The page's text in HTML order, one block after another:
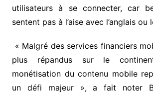
utilisateurs à se connecter, car
sentent pas à l’aise avec l’anglais ou
« Malgré des services financiers
plus répandus sur le
monétisation du contenu mobile
un défi majeur », a fait noter